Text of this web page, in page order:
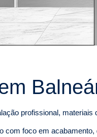
profissional,
com foco em